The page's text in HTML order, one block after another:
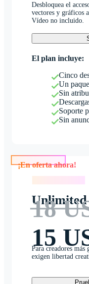
Desbloquea el
vectores y gráficos
Vídeo no incluido.
El plan incluye:
Cinco
Un
Sin
Soporte
Sin
Unlimited
18
15
Para creadores más
exigen libertad